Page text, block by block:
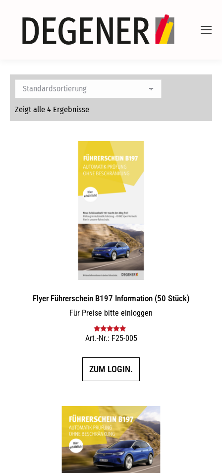
Zeigt alle 4 Ergebnisse
Flyer Führerschein B197 Information (50 Stück)
Für Preise bitte einloggen
Bewertet mit
Art.-Nr.: F25-005
ZUM LOGIN.